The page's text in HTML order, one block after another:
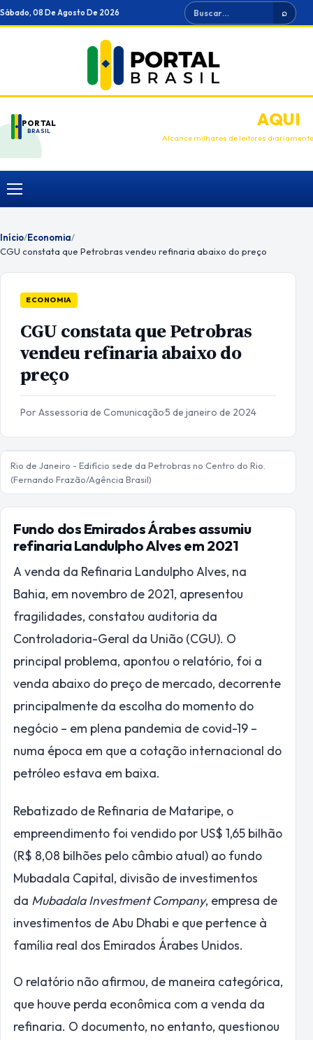
Ir
para
Sábado, 08 De Agosto De 2026 Buscar ⌕
PORTAL
BRASIL
ANUNCIEAQUI
Alcance milhares de leitores diariamente
Menu
Início/Economia/
CGU constata que Petrobras vendeu refinaria abaixo do preço
ECONOMIA
CGU constata que Petrobras
vendeu refinaria abaixo do
preço
Por Assessoria de Comunicação·5 de janeiro de 2024
Rio de Janeiro - Edifício sede da Petrobras no Centro do Rio.
(Fernando Frazão/Agência Brasil)
Fundo dos Emirados Árabes assumiu
refinaria Landulpho Alves em 2021
A venda da Refinaria Landulpho Alves, na
Bahia, em novembro de 2021, apresentou
fragilidades, constatou auditoria da
Controladoria-Geral da União (CGU). O
principal problema, apontou o relatório, foi a
venda abaixo do preço de mercado, decorrente
principalmente da escolha do momento do
negócio – em plena pandemia de covid-19 –
numa época em que a cotação internacional do
petróleo estava em baixa.
Rebatizado de Refinaria de Mataripe, o
empreendimento foi vendido por US$ 1,65 bilhão
(R$ 8,08 bilhões pelo câmbio atual) ao fundo
Mubadala Capital, divisão de investimentos
da Mubadala Investment Company, empresa de
investimentos de Abu Dhabi e que pertence à
família real dos Emirados Árabes Unidos.
O relatório não afirmou, de maneira categórica,
que houve perda econômica com a venda da
refinaria. O documento, no entanto, questionou